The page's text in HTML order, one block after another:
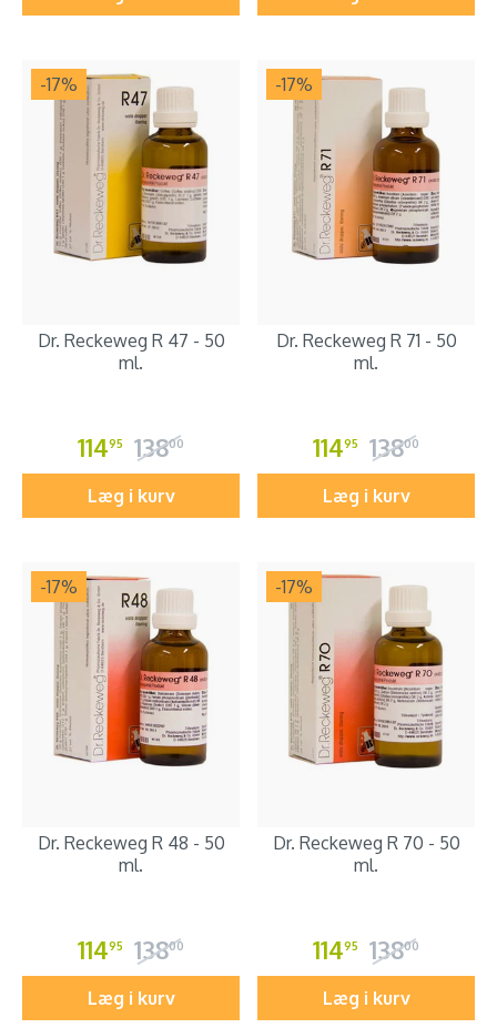
-17%
Dr. Reckeweg R 47 - 50
ml.
11495 13800
Læg i kurv
-17%
Dr. Reckeweg R 71 - 50
ml.
11495 13800
Læg i kurv
-17%
Dr. Reckeweg R 48 - 50
ml.
11495 13800
Læg i kurv
-17%
Dr. Reckeweg R 70 - 50
ml.
11495 13800
Læg i kurv